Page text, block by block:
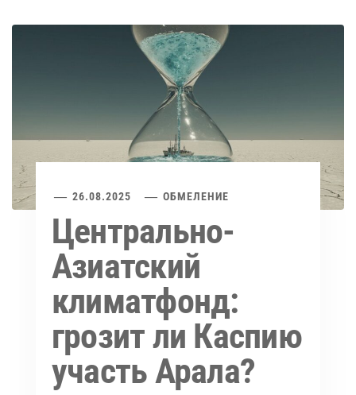
26.08.2025 ОБМЕЛЕНИЕ
Центрально-
Азиатский
климатфонд:
грозит ли Каспию
участь Арала?